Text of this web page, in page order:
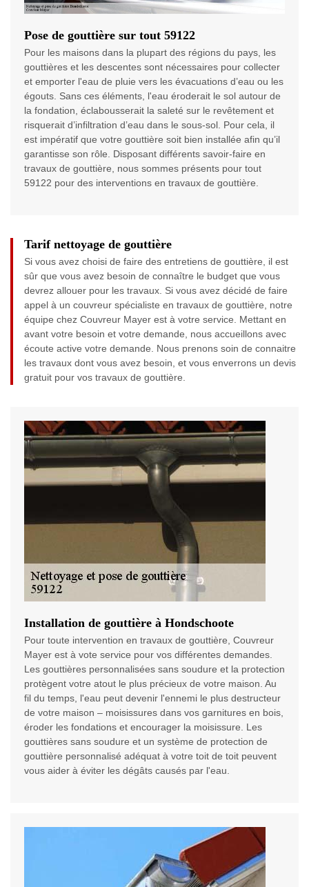
Pose de gouttière sur tout 59122
Pour les maisons dans la plupart des régions du pays, les
gouttières et les descentes sont nécessaires pour collecter
et emporter l'eau de pluie vers les évacuations d’eau ou les
égouts. Sans ces éléments, l'eau éroderait le sol autour de
la fondation, éclabousserait la saleté sur le revêtement et
risquerait d’infiltration d’eau dans le sous-sol. Pour cela, il
est impératif que votre gouttière soit bien installée afin qu’il
garantisse son rôle. Disposant différents savoir-faire en
travaux de gouttière, nous sommes présents pour tout
59122 pour des interventions en travaux de gouttière.
Tarif nettoyage de gouttière
Si vous avez choisi de faire des entretiens de gouttière, il est
sûr que vous avez besoin de connaître le budget que vous
devrez allouer pour les travaux. Si vous avez décidé de faire
appel à un couvreur spécialiste en travaux de gouttière, notre
équipe chez Couvreur Mayer est à votre service. Mettant en
avant votre besoin et votre demande, nous accueillons avec
écoute active votre demande. Nous prenons soin de connaitre
les travaux dont vous avez besoin, et vous enverrons un devis
gratuit pour vos travaux de gouttière.
Installation de gouttière à Hondschoote
Pour toute intervention en travaux de gouttière, Couvreur
Mayer est à vote service pour vos différentes demandes.
Les gouttières personnalisées sans soudure et la protection
protègent votre atout le plus précieux de votre maison. Au
fil du temps, l'eau peut devenir l'ennemi le plus destructeur
de votre maison – moisissures dans vos garnitures en bois,
éroder les fondations et encourager la moisissure. Les
gouttières sans soudure et un système de protection de
gouttière personnalisé adéquat à votre toit de toit peuvent
vous aider à éviter les dégâts causés par l'eau.